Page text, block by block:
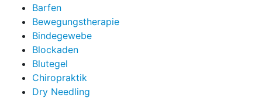
Barfen
Bewegungstherapie
Bindegewebe
Blockaden
Blutegel
Chiropraktik
Dry Needling